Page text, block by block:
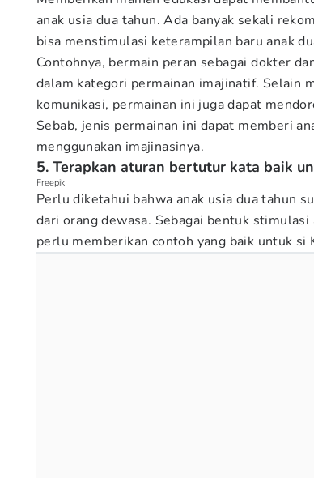
anak usia dua tahun. Ada banyak sekali
bisa menstimulasi keterampilan baru anak
Contohnya, bermain peran sebagai dokter
dalam kategori permainan imajinatif. Selain
komunikasi, permainan ini juga dapat
Sebab, jenis permainan ini dapat memberi
menggunakan imajinasinya.
5. Terapkan aturan bertutur kata baik
Freepik
Perlu diketahui bahwa anak usia dua tahun
dari orang dewasa. Sebagai bentuk stimulasi
perlu memberikan contoh yang baik untuk si